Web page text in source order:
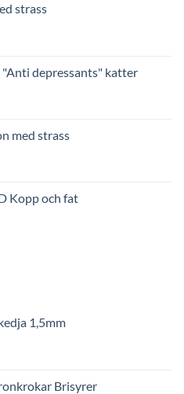
strass
"Anti depressants" katter
med strass
Kopp och fat
1,5mm
Brisyrer